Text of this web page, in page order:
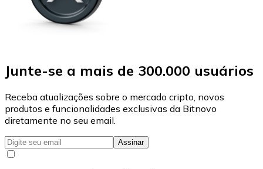
Junte-se a mais de 300.000 usuários
Receba atualizações sobre o mercado cripto, novos
produtos e funcionalidades exclusivas da Bitnovo
diretamente no seu email.
Assinar